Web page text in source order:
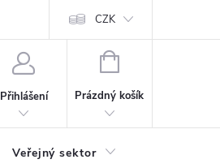
CZK
Přihlášení
NÁKUPNÍ
Prázdný košík
Veřejný sektor